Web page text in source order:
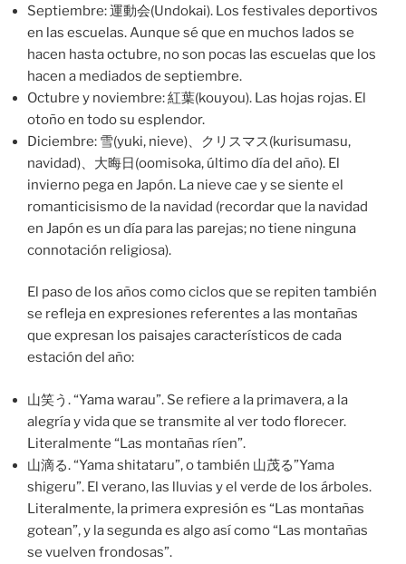
Septiembre: 運動会(Undokai). Los festivales deportivos
en las escuelas. Aunque sé que en muchos lados se
hacen hasta octubre, no son pocas las escuelas que los
hacen a mediados de septiembre.
Octubre y noviembre: 紅葉(kouyou). Las hojas rojas. El
otoño en todo su esplendor.
Diciembre: 雪(yuki, nieve)、クリスマス(kurisumasu,
navidad)、大晦日(oomisoka, último día del año). El
invierno pega en Japón. La nieve cae y se siente el
romanticisismo de la navidad (recordar que la navidad
en Japón es un día para las parejas; no tiene ninguna
connotación religiosa).
El paso de los años como ciclos que se repiten también
se refleja en expresiones referentes a las montañas
que expresan los paisajes característicos de cada
estación del año:
山笑う. “Yama warau”. Se refiere a la primavera, a la
alegría y vida que se transmite al ver todo florecer.
Literalmente “Las montañas ríen”.
山滴る. “Yama shitataru”, o también 山茂る”Yama
shigeru”. El verano, las lluvias y el verde de los árboles.
Literalmente, la primera expresión es “Las montañas
gotean”, y la segunda es algo así como “Las montañas
se vuelven frondosas”.